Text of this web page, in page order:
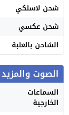
شحن لاسلكي
شحن عكسي
الشاحن بالعلبة
الصوت والمزيد
السماعات
الخارجية